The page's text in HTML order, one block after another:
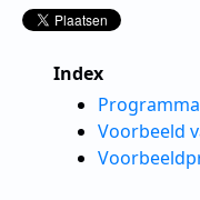
Index
Voorbeeld